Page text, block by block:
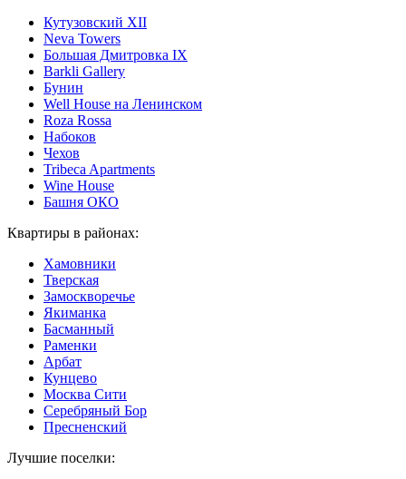
Кутузовский XII
Neva Towers
Большая Дмитровка IX
Barkli Gallery
Бунин
Well House на Ленинском
Roza Rossa
Набоков
Чехов
Tribeca Apartments
Wine House
Башня ОКО
Квартиры в районах:
Хамовники
Тверская
Замоскворечье
Якиманка
Басманный
Раменки
Арбат
Кунцево
Москва Сити
Серебряный Бор
Пресненский
Лучшие поселки: